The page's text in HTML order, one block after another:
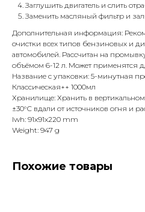
Заглушить двигатель и слить
Заменить масляный фильтр и
Дополнительная информация:
очистки всех типов бензиновых и
автомобилей. Рассчитан на
объёмом 6-12 л. Может применятся
Название с упаковки: 5-минутная
Классическая++ 1000мл
Хранилище: Хранить в
±30°С вдали от источников огня и
lwh: 91x91x220 mm
Weight: 947 g
Похожие товары